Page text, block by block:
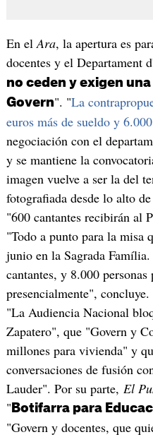
En elAra, la apertura es
docentes y el Departament
no ceden y exigen
Govern". "La
euros más de sueldo y
negociación con el
y se mantiene la
imagen vuelve a ser la del
fotografiada desde lo alto
"600 cantantes recibirán al
"Todo a punto para la misa
junio en la Sagrada
cantantes, y 8.000
presencialmente",
"La Audiencia Nacional
Zapatero", que "Govern y
millones para vivienda" y
conversaciones de fusión
Lauder". Por su parte, El
" Botifarra para
"Govern y docentes, que